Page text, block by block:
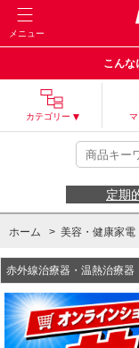
メニュー
こんな
カテゴリー
定期
ホーム > 美容・健康家電
赤外線治療器・温熱治療器